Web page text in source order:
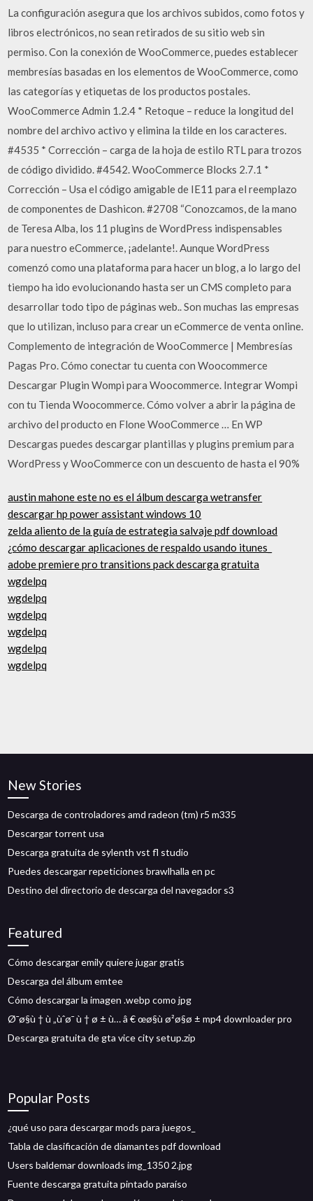
La configuración asegura que los archivos subidos, como fotos y
libros electrónicos, no sean retirados de su sitio web sin
permiso. Con la conexión de WooCommerce, puedes establecer
membresías basadas en los elementos de WooCommerce, como
las categorías y etiquetas de los productos postales.
WooCommerce Admin 1.2.4 * Retoque – reduce la longitud del
nombre del archivo activo y elimina la tilde en los caracteres.
#4535 * Corrección – carga de la hoja de estilo RTL para trozos
de código dividido. #4542. WooCommerce Blocks 2.7.1 *
Corrección – Usa el código amigable de IE11 para el reemplazo
de componentes de Dashicon. #2708 “Conozcamos, de la mano
de Teresa Alba, los 11 plugins de WordPress indispensables
para nuestro eCommerce, ¡adelante!. Aunque WordPress
comenzó como una plataforma para hacer un blog, a lo largo del
tiempo ha ido evolucionando hasta ser un CMS completo para
desarrollar todo tipo de páginas web.. Son muchas las empresas
que lo utilizan, incluso para crear un eCommerce de venta online.
Complemento de integración de WooCommerce | Membresías
Pagas Pro. Cómo conectar tu cuenta con Woocommerce
Descargar Plugin Wompi para Woocommerce. Integrar Wompi
con tu Tienda Woocommerce. Cómo volver a abrir la página de
archivo del producto en Flone WooCommerce … En WP
Descargas puedes descargar plantillas y plugins premium para
WordPress y WooCommerce con un descuento de hasta el 90%
austin mahone este no es el álbum descarga wetransfer
descargar hp power assistant windows 10
zelda aliento de la guía de estrategia salvaje pdf download
¿cómo descargar aplicaciones de respaldo usando itunes_
adobe premiere pro transitions pack descarga gratuita
wgdelpq
wgdelpq
wgdelpq
wgdelpq
wgdelpq
wgdelpq
New Stories
Descarga de controladores amd radeon (tm) r5 m335
Descargar torrent usa
Descarga gratuita de sylenth vst fl studio
Puedes descargar repeticiones brawlhalla en pc
Destino del directorio de descarga del navegador s3
Featured
Cómo descargar emily quiere jugar gratis
Descarga del álbum emtee
Cómo descargar la imagen .webp como jpg
Ø¯ø§ù † ù „ùˆø¯ ù † ø ± ù… â € œø§ù ø²ø§ø ± mp4 downloader pro
Descarga gratuita de gta vice city setup.zip
Popular Posts
¿qué uso para descargar mods para juegos_
Tabla de clasificación de diamantes pdf download
Users baldemar downloads img_1350 2.jpg
Fuente descarga gratuita pintado paraíso